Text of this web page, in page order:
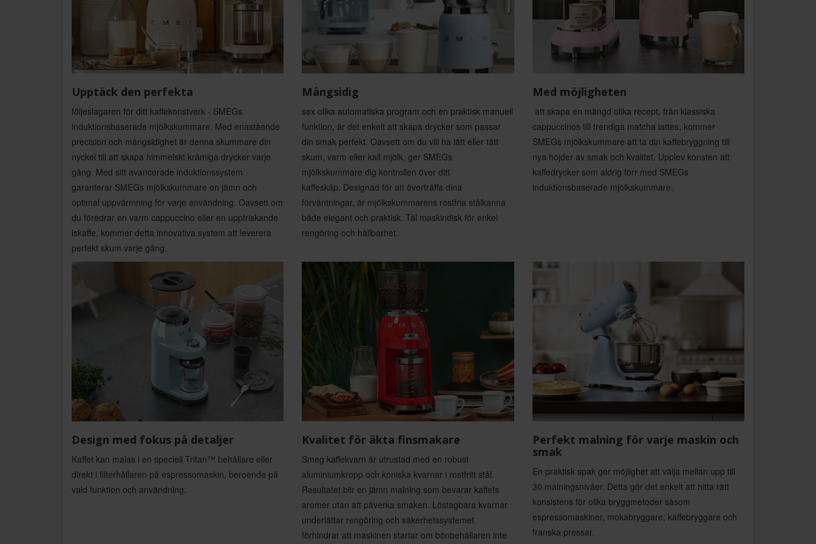
Upptäck den perfekta
följeslagaren för ditt kaffekonstverk - SMEGs
induktionsbaserade mjölkskummare. Med enastående
precision och mångsidighet är denna skummare din
nyckel till att skapa himmelskt krämiga drycker varje
gång. Med sitt avancerade induktionssystem
garanterar SMEGs mjölkskummare en jämn och
optimal uppvärmning för varje användning. Oavsett om
du föredrar en varm cappuccino eller en uppfriskande
iskaffe, kommer detta innovativa system att leverera
perfekt skum varje gång.
Mångsidig
sex olika automatiska program och en praktisk manuell
funktion, är det enkelt att skapa drycker som passar
din smak perfekt. Oavsett om du vill ha lätt eller tätt
skum, varm eller kall mjölk, ger SMEGs
mjölkskummare dig kontrollen över ditt
kaffeskåp. Designad för att överträffa dina
förväntningar, är mjölkskummarens rostfria stålkanna
både elegant och praktisk. Tål maskindisk för enkel
rengöring och hållbarhet.
Med möjligheten
att skapa en mängd olika recept, från klassiska
cappuccinos till trendiga matcha lattes, kommer
SMEGs mjölkskummare att ta din kaffebryggning till
nya höjder av smak och kvalitet. Upplev konsten att
kaffedrycker som aldrig förr med SMEGs
induktionsbaserade mjölkskummare.
Design med fokus på detaljer
Kaffet kan malas i en speciell Tritan™ behållare eller
direkt i filterhållaren på espressomaskin, beroende på
vald funktion och användning.
Kvalitet för äkta finsmakare
Smeg kaffekvarn är utrustad med en robust
aluminiumkropp och koniska kvarnar i rostfritt stål.
Resultatet blir en jämn malning som bevarar kaffets
aromer utan att påverka smaken. Löstagbara kvarnar
underlättar rengöring och säkerhetssystemet
förhindrar att maskinen startar om bönbehållaren inte
Perfekt malning för varje maskin och
smak
En praktisk spak ger möjlighet att välja mellan upp till
30 malningsnivåer. Detta gör det enkelt att hitta rätt
konsistens för olika bryggmetoder såsom
espressomaskiner, mokabryggare, kaffebryggare och
franska pressar.